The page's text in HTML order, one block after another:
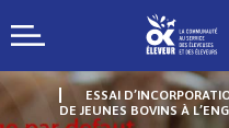
ESSAI
DE JEUNES BOVINS À